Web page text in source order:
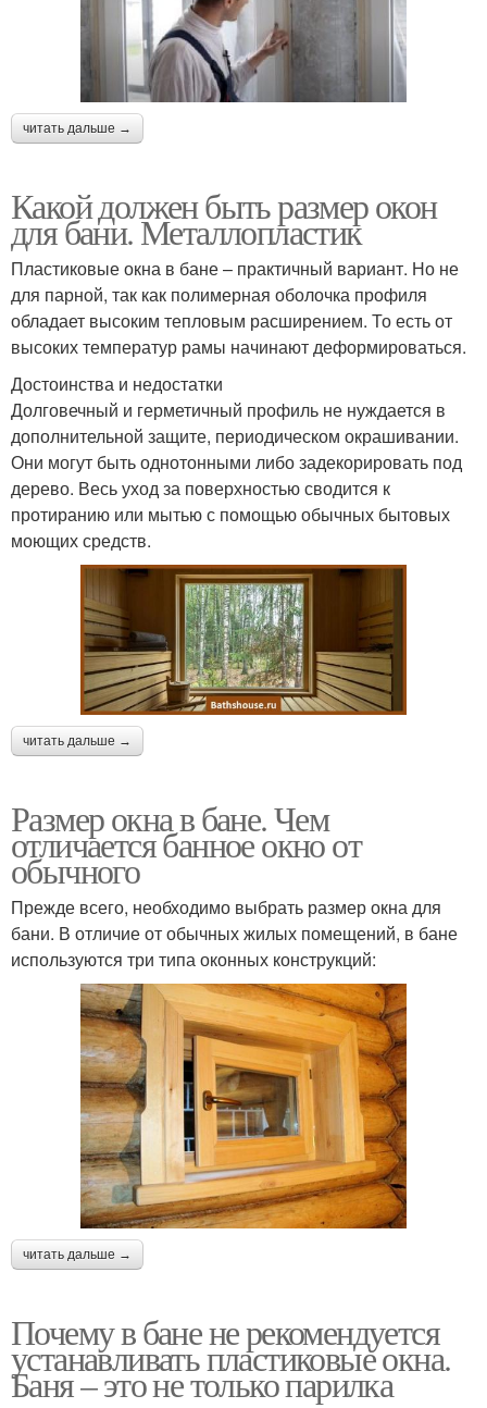
читать дальше →
Какой должен быть размер окон
для бани. Металлопластик
Пластиковые окна в бане – практичный вариант. Но не
для парной, так как полимерная оболочка профиля
обладает высоким тепловым расширением. То есть от
высоких температур рамы начинают деформироваться.
Достоинства и недостатки
Долговечный и герметичный профиль не нуждается в
дополнительной защите, периодическом окрашивании.
Они могут быть однотонными либо задекорировать под
дерево. Весь уход за поверхностью сводится к
протиранию или мытью с помощью обычных бытовых
моющих средств.
читать дальше →
Размер окна в бане. Чем
отличается банное окно от
обычного
Прежде всего, необходимо выбрать размер окна для
бани. В отличие от обычных жилых помещений, в бане
используются три типа оконных конструкций:
читать дальше →
Почему в бане не рекомендуется
устанавливать пластиковые окна.
Баня – это не только парилка